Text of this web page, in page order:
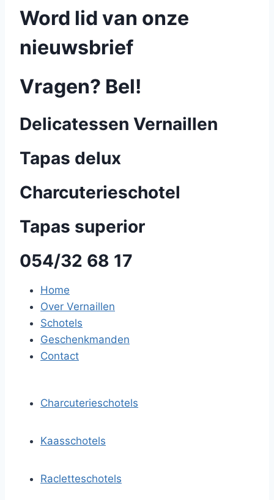
Word lid van onze
nieuwsbrief
Vragen? Bel!
Delicatessen Vernaillen
Tapas delux
Charcuterieschotel
Tapas superior
054/32 68 17
Home
Over Vernaillen
Schotels
Geschenkmanden
Contact
Charcuterieschotels
Kaasschotels
Racletteschotels